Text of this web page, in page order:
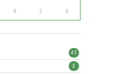
4 5 6
43
8